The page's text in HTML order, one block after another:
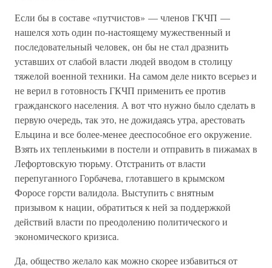
Если бы в составе «путчистов» — членов ГКЧП —
нашелся хоть один по-настоящему мужественный и
последовательный человек, он бы не стал дразнить
уставших от слабой власти людей вводом в столицу
тяжелой военной техники. На самом деле никто всерьез и
не верил в готовность ГКЧП применить ее против
гражданского населения. А вот что нужно было сделать в
первую очередь, так это, не дожидаясь утра, арестовать
Ельцина и все более-менее дееспособное его окружение.
Взять их тепленькими в постели и отправить в пижамах в
Лефортовскую тюрьму. Отстранить от власти
перепуганного Горбачева, глотавшего в крымском
Форосе горсти валидола. Выступить с внятным
призывом к нации, обратиться к ней за поддержкой
действий власти по преодолению политического и
экономического кризиса.
Да, общество желало как можно скорее избавиться от